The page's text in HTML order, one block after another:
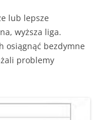
lub lepsze
wyższa liga.
osiągnąć bezdymne
problemy